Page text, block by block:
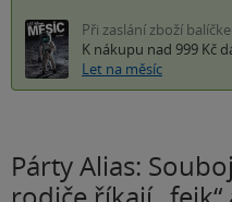
Při zaslání zboží
K nákupu nad 999 Kč
Let na měsíc
Párty Alias: